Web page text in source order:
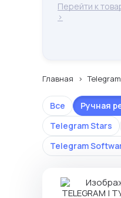
Перейти к
>
Главная Telegram
Все Ручная
Telegram Stars
Telegram